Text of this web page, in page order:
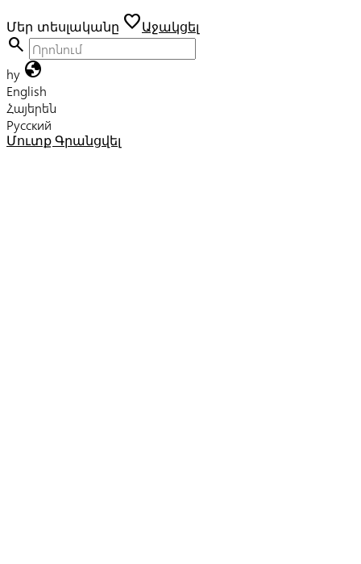
Մեր տեսլականը favoriteԱջակցել
search
hy globe
English
Հայերեն
Русский
Մուտք Գրանցվել